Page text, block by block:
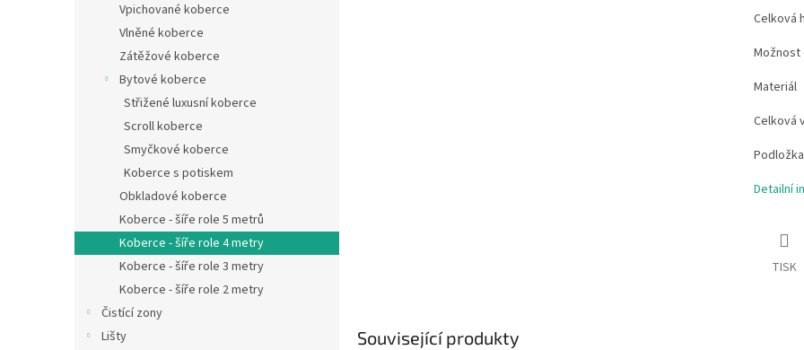
Vpichované koberce
Vlněné koberce
Zátěžové koberce
Bytové koberce
Střižené luxusní koberce
Scroll koberce
Smyčkové koberce
Koberce s potiskem
Obkladové koberce
Koberce - šíře role 5 metrů
Koberce - šíře role 4 metry
Koberce - šíře role 3 metry
Koberce - šíře role 2 metry
Čistící zony
Lišty
Detailní
TISK
Související produkty